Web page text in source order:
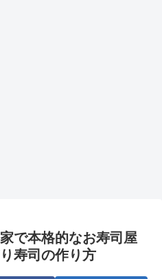
で本格的なお寿司屋
寿司の作り方